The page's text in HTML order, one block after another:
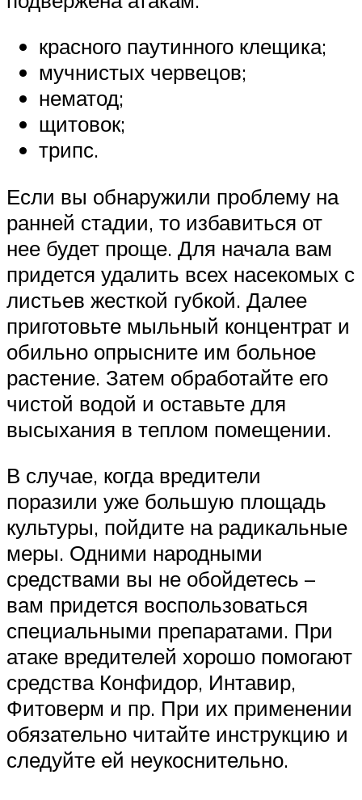
красного паутинного клещика;
мучнистых червецов;
нематод;
щитовок;
трипс.
Если вы обнаружили проблему на
ранней стадии, то избавиться от
нее будет проще. Для начала вам
придется удалить всех насекомых с
листьев жесткой губкой. Далее
приготовьте мыльный концентрат и
обильно опрысните им больное
растение. Затем обработайте его
чистой водой и оставьте для
высыхания в теплом помещении.
В случае, когда вредители
поразили уже большую площадь
культуры, пойдите на радикальные
меры. Одними народными
средствами вы не обойдетесь –
вам придется воспользоваться
специальными препаратами. При
атаке вредителей хорошо помогают
средства Конфидор, Интавир,
Фитоверм и пр. При их применении
обязательно читайте инструкцию и
следуйте ей неукоснительно.